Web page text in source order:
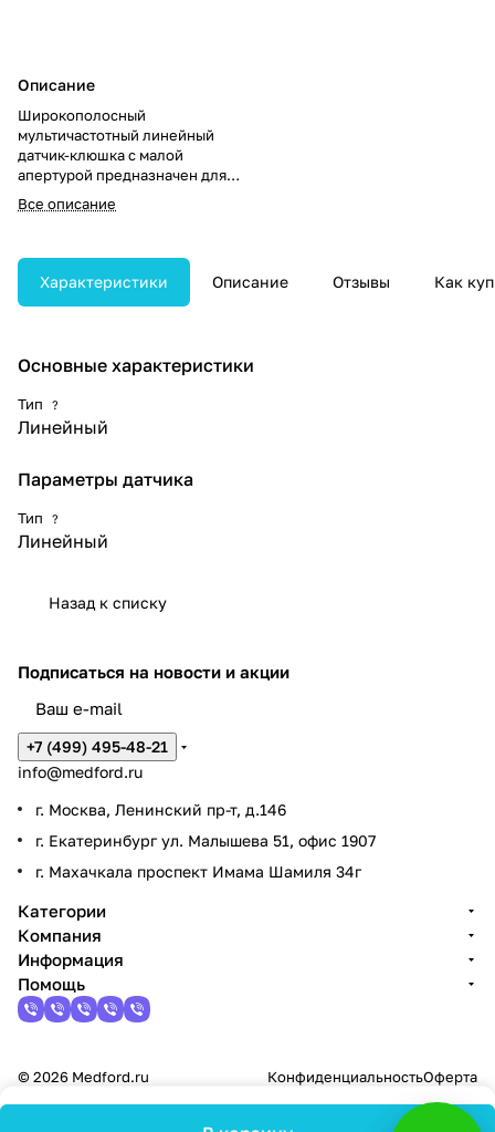
Описание
Широкополосный
мультичастотный линейный
датчик-клюшка с малой
апертурой предназначен для
высокоточной визуализации в
ограниченных анатомических
сосуды, мелкие суставы,
щитовидная железа и структуры
лица у новорождённых.
Все описание
Характеристики Описание Отзывы Как
Основные характеристики
Тип ?
Линейный
Параметры датчика
Тип ?
Линейный
Назад к списку
Подписаться на новости и акции
+7 (499) 495-48-21
info@medford.ru
г. Москва, Ленинский пр-т, д.146
г. Екатеринбург ул. Малышева 51, офис 1907
г. Махачкала проспект Имама Шамиля 34г
Категории
Компания
Информация
Помощь
© 2026 Medford.ru КонфиденциальностьОферта